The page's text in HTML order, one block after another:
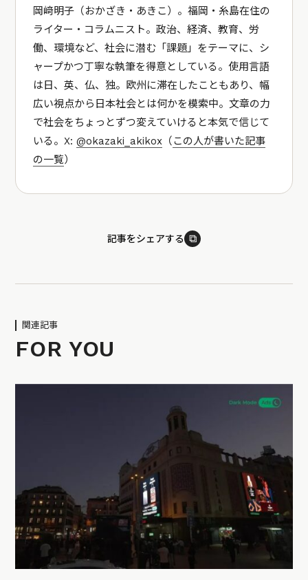
岡﨑明子（おかざき・あきこ）。福岡・糸島在住の
ライター・コラムニスト。政治、経済、教育、労
働、環境など、社会に潜む「課題」をテーマに、シ
ャープかつ丁寧な執筆を得意としている。使用言語
は日、英、仏、独。欧州に滞在したこともあり、幅
広い視点から日本社会とは何かを模索中。文章の力
で社会をちょっとずつ変えていけると本気で信じて
いる。X:@okazaki_akikox （この人が書いた記事
の一覧）
記事をシェアする ⧉
関連記事
FOR YOU